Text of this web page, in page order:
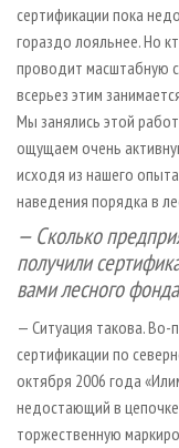
сертификации пока
гораздо лояльнее. Но
проводит масштабную
всерьез этим
Мы занялись этой
ощущаем очень
исходя из нашего
наведения порядка в
— Сколько
получили
вами лесного
— Ситуация такова. Во-
сертификации по
октября 2006 года
недостающий в
торжественную